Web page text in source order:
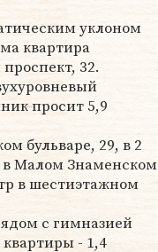
уклоном
квартира
32.
просит 5,9
бульваре, 29, в 2
в Малом Знаменском
в шестиэтажном
с гимназией
- 1,4